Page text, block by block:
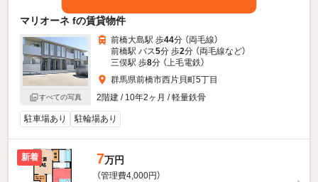
マリオーネ fの賃貸物件
すべての写真
前橋大島駅 歩44分 （両毛線）
前橋駅 バス5分 歩2分 （両毛線など）
三俣駅 歩8分 （上毛電鉄）
群馬県前橋市西片貝町5丁目
2階建 / 10年2ヶ月 / 軽量鉄骨
駐車場あり 駐輪場あり
新着 7万円
（管理費4,000円）